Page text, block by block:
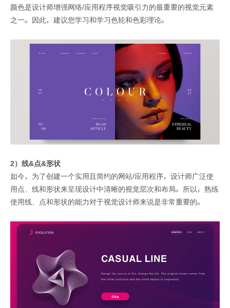
颜色是设计师增强网络/应用程序视觉吸引力的最重要的视觉元素
之一。因此，建议您学习和学习色轮和色彩理论。
2）线&点&形状
如今，为了创建一个实用且简约的网站/应用程序，设计师广泛使
用点、线和形状来呈现设计中清晰的视觉层次和布局。所以，熟练
使用线、点和形状的能力对于视觉设计师来说是非常重要的。